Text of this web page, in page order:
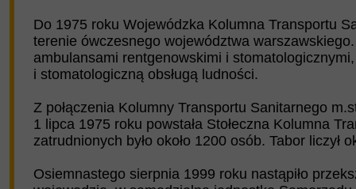
Do 1975 roku Wojewódzka Kolumna Transportu
terenie ówczesnego województwa
ambulansami rentgenowskimi i
i stomatologiczną obsługą ludności.
Z połączenia Kolumny Transportu Sanitarnego
1 lipca 1975 roku powstała Stołeczna Kolumna
zatrudnionych było około 1200 osób. Tabor liczył
Osiemnastego sierpnia 1999 roku nastąpiło